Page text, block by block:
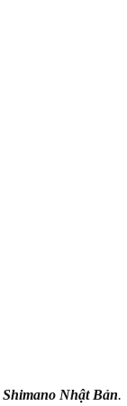
Shimano Nhật Bản.